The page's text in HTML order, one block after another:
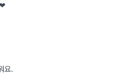
요.